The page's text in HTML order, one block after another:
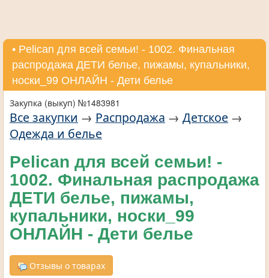
• Pelican для всей семьи! - 1002. Финальная
распродажа ДЕТИ белье, пижамы, купальники,
носки_99 ОНЛАЙН - Дети белье
Закупка (выкуп) №1483981
Все закупки → Распродажа → Детское →
Одежда и белье
Pelican для всей семьи! -
1002. Финальная распродажа
ДЕТИ белье, пижамы,
купальники, носки_99
ОНЛАЙН - Дети белье
Отзывы о товарах